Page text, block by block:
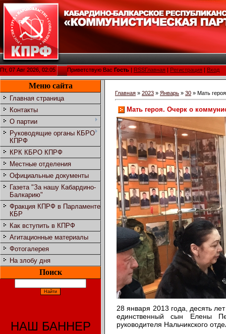
Пт, 07 Авг 2026, 02:05 Приветствую Вас Гость RSSГлавная Регистрация Вход
Меню сайта
Главная страница
Контакты
О партии
Руководящие органы КБРО
КПРФ
КРК КБРО КПРФ
Местные отделения
Официальные документы
Газета "За нашу Кабардино-
Балкарию"
Фракция КПРФ в Парламенте
КБР
Как вступить в КПРФ
Агитационные материалы
Фотогалерея
На злобу дня
Поиск
НАШ БАННЕР
Главная » 2023 » Январь » 30 » Мать
Мать героя. Очерк о
28 января 2013 года, десять
единственный сын Елены
руководителя Нальчикского